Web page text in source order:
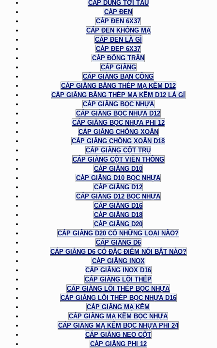
CÁP DÙNG TỜI TÀU
CÁP ĐEN
CÁP ĐEN 6X37
CÁP ĐEN KHÔNG MẠ
CÁP ĐEN LÀ GÌ
CÁP ĐEP 6X37
CÁP ĐỒNG TRẦN
CÁP GIẰNG
CÁP GIẰNG BAN CÔNG
CÁP GIẰNG BẰNG THÉP MẠ KẼM D12
CÁP GIẰNG BẰNG THÉP MẠ KẼM D12 LÀ GÌ
CÁP GIẰNG BỌC NHỰA
CÁP GIẰNG BỌC NHỰA D12
CÁP GIẰNG BỌC NHỰA PHI 12
CÁP GIẰNG CHỐNG XOẮN
CÁP GIẰNG CHỐNG XOẮN D18
CÁP GIẰNG CỘT TRỤ
CÁP GIẰNG CỘT VIỄN THÔNG
CÁP GIẰNG D10
CÁP GIẰNG D10 BỌC NHỰA
CÁP GIẰNG D12
CÁP GIẰNG D12 BỌC NHỰA
CÁP GIẰNG D16
CÁP GIẰNG D18
CÁP GIẰNG D20
CÁP GIẰNG D20 CÓ NHỮNG LOẠI NÀO?
CÁP GIẰNG D6
CÁP GIẰNG D6 CÓ ĐẶC ĐIỂM NỔI BẬT NÀO?
CÁP GIẰNG INOX
CÁP GIẰNG INOX D16
CÁP GIẰNG LÕI THÉP
CÁP GIẰNG LÕI THÉP BỌC NHỰA
CÁP GIẰNG LÕI THÉP BỌC NHỰA D16
CÁP GIẰNG MẠ KẼM
CÁP GIẰNG MẠ KẼM BỌC NHỰA
CÁP GIẰNG MẠ KẼM BỌC NHỰA PHI 24
CÁP GIẰNG NEO CỘT
CÁP GIẰNG PHI 12